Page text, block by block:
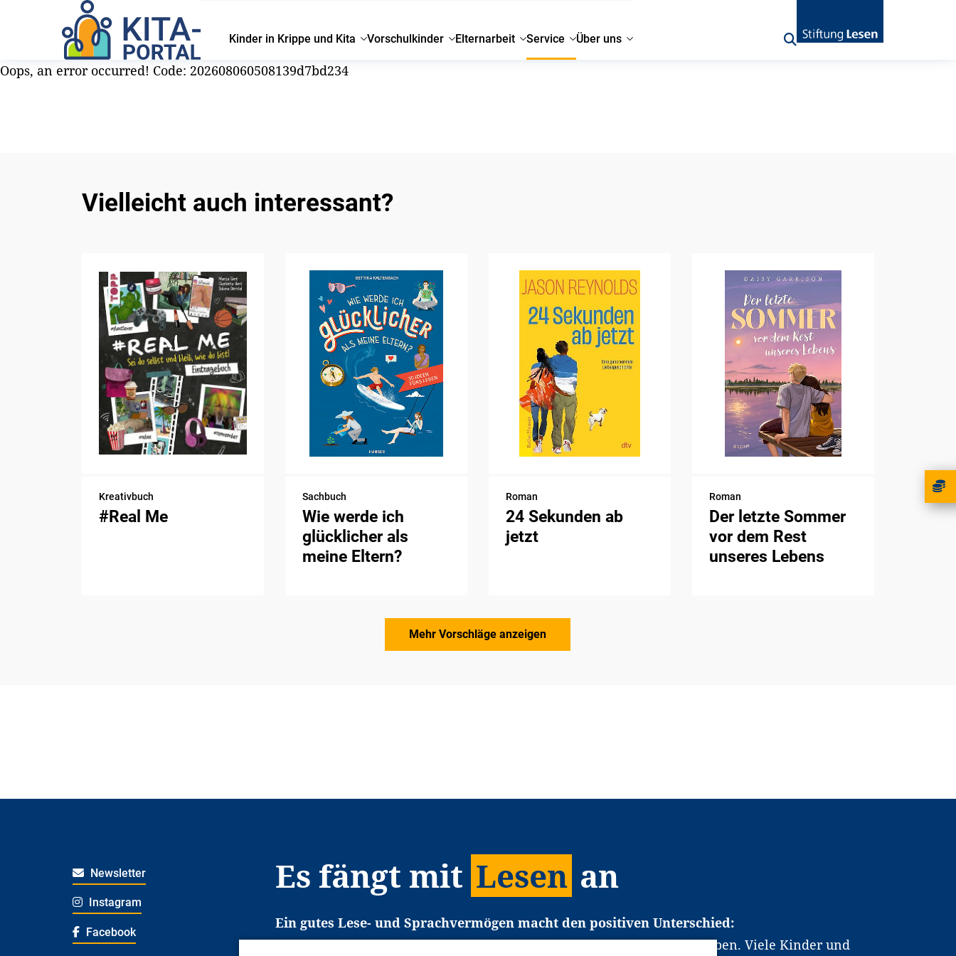
Kinder in Krippe und Kita Vorschulkinder Elternarbeit Service Über uns
Oops, an error occurred! Code: 202608060508139d7bd234
Vielleicht auch interessant?
Kreativbuch
#Real Me
Sachbuch
Wie werde ich
glücklicher als
meine Eltern?
Roman
24 Sekunden ab
jetzt
Roman
Der letzte Sommer
vor dem Rest
unseres Lebens
Mehr Vorschläge anzeigen
Newsletter
Instagram
Facebook
Es fängt mit Lesen an
Ein gutes Lese- und Sprachvermögen macht den positiven Unterschied:
Es erleichtert den Zugang zu Bildung und einem erfolgreichen Berufsleben. Viele Kinder und